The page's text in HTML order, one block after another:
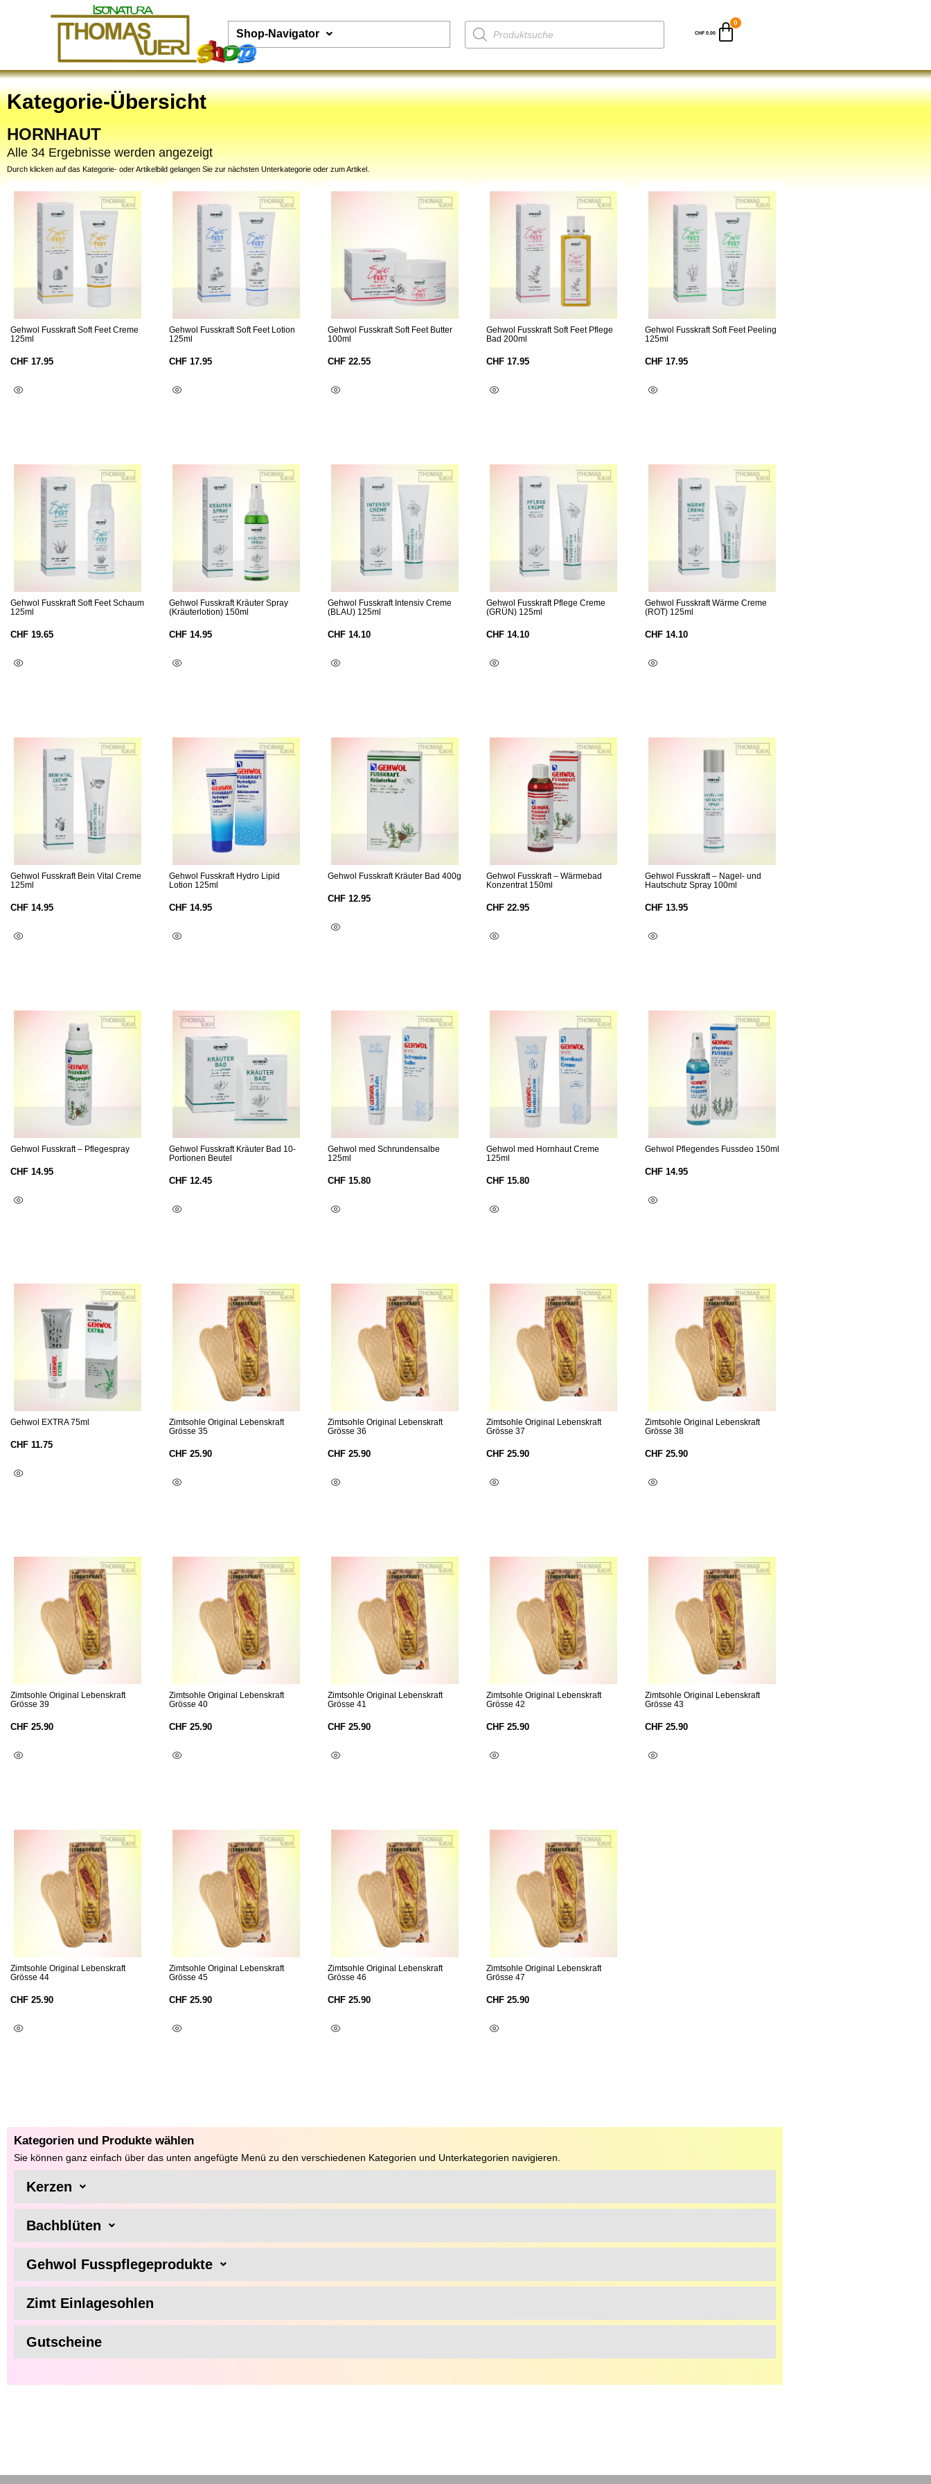
Shop-Navigator CHF0.00
Kategorie-Übersicht
HORNHAUT
Alle 34 Ergebnisse werden angezeigt
Durch klicken auf das Kategorie- oder Artikelbild gelangen Sie zur nächsten Unterkategorie oder zum Artikel.
Gehwol Fusskraft Soft Feet Creme
125ml
CHF 17.95
Gehwol Fusskraft Soft Feet Lotion
125ml
CHF 17.95
Gehwol Fusskraft Soft Feet Butter
100ml
CHF 22.55
Gehwol Fusskraft Soft Feet Pflege
Bad 200ml
CHF 17.95
Gehwol Fusskraft Soft Feet Peeling
125ml
CHF 17.95
Gehwol Fusskraft Soft Feet Schaum
125ml
CHF 19.65
Gehwol Fusskraft Kräuter Spray
(Kräuterlotion) 150ml
CHF 14.95
Gehwol Fusskraft Intensiv Creme
(BLAU) 125ml
CHF 14.10
Gehwol Fusskraft Pflege Creme
(GRÜN) 125ml
CHF 14.10
Gehwol Fusskraft Wärme Creme
(ROT) 125ml
CHF 14.10
Gehwol Fusskraft Bein Vital Creme
125ml
CHF 14.95
Gehwol Fusskraft Hydro Lipid
Lotion 125ml
CHF 14.95
Gehwol Fusskraft Kräuter Bad 400g
CHF 12.95
Gehwol Fusskraft – Wärmebad
Konzentrat 150ml
CHF 22.95
Gehwol Fusskraft – Nagel- und
Hautschutz Spray 100ml
CHF 13.95
Gehwol Fusskraft – Pflegespray
CHF 14.95
Gehwol Fusskraft Kräuter Bad 10-
Portionen Beutel
CHF 12.45
Gehwol med Schrundensalbe
125ml
CHF 15.80
Gehwol med Hornhaut Creme
125ml
CHF 15.80
Gehwol Pflegendes Fussdeo 150ml
CHF 14.95
Gehwol EXTRA 75ml
CHF 11.75
Zimtsohle Original Lebenskraft
Grösse 35
CHF 25.90
Zimtsohle Original Lebenskraft
Grösse 36
CHF 25.90
Zimtsohle Original Lebenskraft
Grösse 37
CHF 25.90
Zimtsohle Original Lebenskraft
Grösse 38
CHF 25.90
Zimtsohle Original Lebenskraft
Grösse 39
CHF 25.90
Zimtsohle Original Lebenskraft
Grösse 40
CHF 25.90
Zimtsohle Original Lebenskraft
Grösse 41
CHF 25.90
Zimtsohle Original Lebenskraft
Grösse 42
CHF 25.90
Zimtsohle Original Lebenskraft
Grösse 43
CHF 25.90
Zimtsohle Original Lebenskraft
Grösse 44
CHF 25.90
Zimtsohle Original Lebenskraft
Grösse 45
CHF 25.90
Zimtsohle Original Lebenskraft
Grösse 46
CHF 25.90
Zimtsohle Original Lebenskraft
Grösse 47
CHF 25.90
Kategorien und Produkte wählen
Sie können ganz einfach über das unten angefügte Menü zu den verschiedenen Kategorien und Unterkategorien navigieren.
Kerzen
Bachblüten
Gehwol Fusspflegeprodukte
Zimt Einlagesohlen
Gutscheine